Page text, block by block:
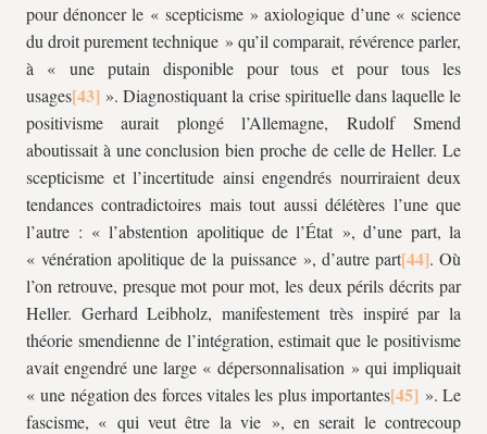
pour dénoncer le « scepticisme » axiologique d’une « science
du droit purement technique » qu’il comparait, révérence parler,
à « une putain disponible pour tous et pour tous les
usages
». Diagnostiquant la crise spirituelle dans laquelle le
positivisme aurait plongé l’Allemagne, Rudolf Smend
aboutissait à une conclusion bien proche de celle de Heller. Le
scepticisme et l’incertitude ainsi engendrés nourriraient deux
tendances contradictoires mais tout aussi délétères l’une que
l’autre : « l’abstention apolitique de l’État », d’une part, la
« vénération apolitique de la puissance », d’autre part
. Où
l’on retrouve, presque mot pour mot, les deux périls décrits par
Heller. Gerhard Leibholz, manifestement très inspiré par la
théorie smendienne de l’intégration, estimait que le positivisme
avait engendré une large « dépersonnalisation » qui impliquait
« une négation des forces vitales les plus importantes
». Le
fascisme, « qui veut être la vie », en serait le contrecoup